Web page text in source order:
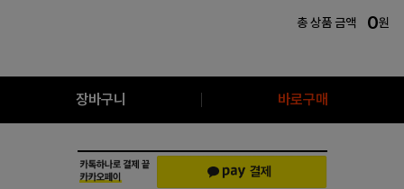
총 상품 금액 0원
장바구니 바로구매